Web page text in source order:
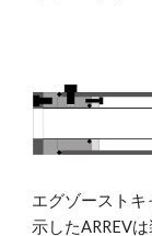
エグゾースト
示したARREV